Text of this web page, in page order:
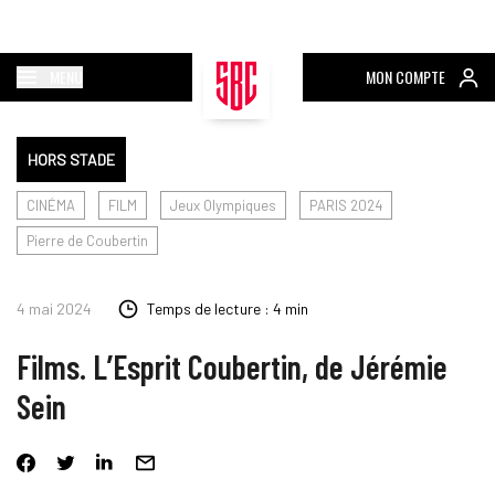
MON COMPTE
HORS STADE
CINÉMA FILM Jeux Olympiques
PARIS 2024
Pierre de Coubertin
4 mai 2024 Temps de lecture : 4 min
Films. L’Esprit Coubertin, de Jérémie
Sein